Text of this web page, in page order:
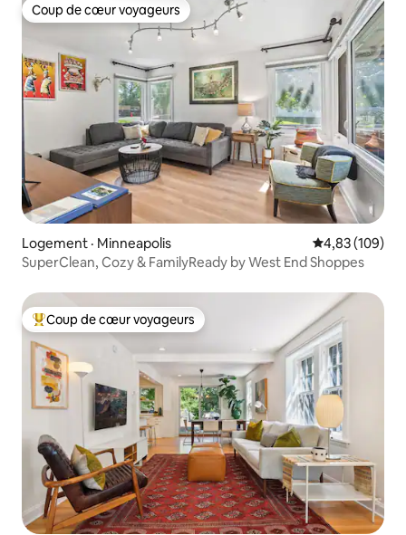
Coup de cœur voyageurs
Coup de cœur voyageurs
Logement · Minneapolis Note
4,83 (109)
SuperClean, Cozy & FamilyReady by West End Shoppes
Coup de cœur voyageurs parmi les plus aimés
Coup de cœur voyageurs